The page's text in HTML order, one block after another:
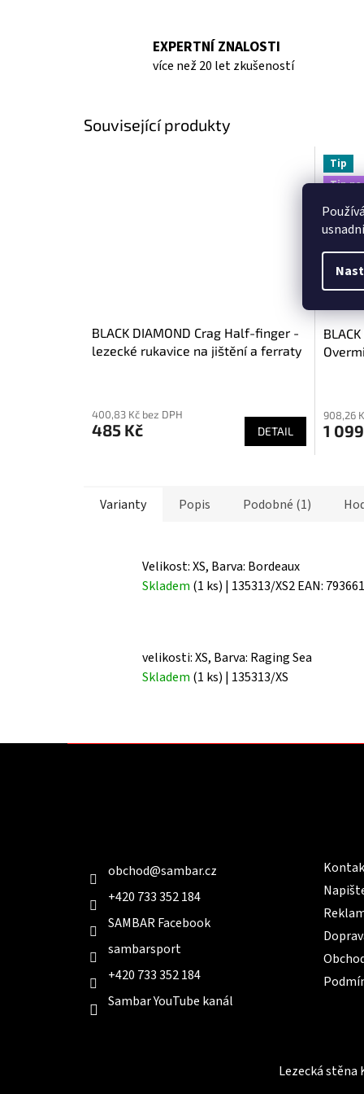
EXPERTNÍ ZNALOSTI
více než 20 let zkušeností
Související produkty
BLACK DIAMOND Crag Half-finger -
lezecké rukavice na jištění a ferraty
produktu
je
hvězdiček.
400,83 Kč bez DPH
485 Kč DETAIL
Tip
Tip na
je
908,26
1
Varianty Popis Podobné (1)
Velikost: XS, Barva: Bordeaux
Skladem (1 ks) | 135313/XS2EAN:
velikosti: XS, Barva: Raging Sea
Skladem (1 ks) | 135313/XS
obchod@sambar.cz
+420 733 352 184
SAMBAR Facebook
sambarsport
+420 733 352 184
Sambar YouTube kanál
Lezecká stěna